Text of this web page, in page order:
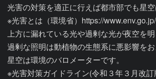
光害の対策を適正に行えば都市部でも星空
※光害とは（環境省）https://
上方に漏れている光や過剰な光が夜空を
過剰な照明は動植物の生態系に悪影響をお
星空は環境のバロメーターです。
※光害対策ガイドライン(令和３年３月改